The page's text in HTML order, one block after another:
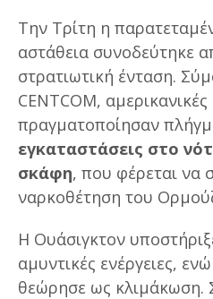
Την Τρίτη η
αστάθεια συνοδεύτηκε
στρατιωτική ένταση.
CENTCOM,
πραγματοποίησαν
εγκαταστάσεις στο
σκάφη, που φέρεται να
ναρκοθέτηση του
Η Ουάσιγκτον
αμυντικές ενέργειες,
θεώρησε ως κλιμάκωση.